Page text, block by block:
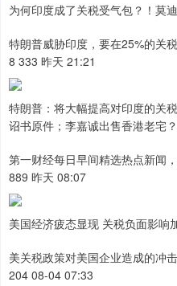
为何印度成了关税受气包？！莫
特朗普威胁印度，要在25%的关税
8 333 昨天 21:21
特朗普：将大幅提高对印度的关
诏书原件；李嘉诚出售香港老宅
第一财经每日早间精选热点新闻
889 昨天 08:07
美国经济疲态显现 关税负面影响
美关税政策对美国企业造成的冲击
204 08-04 07:33